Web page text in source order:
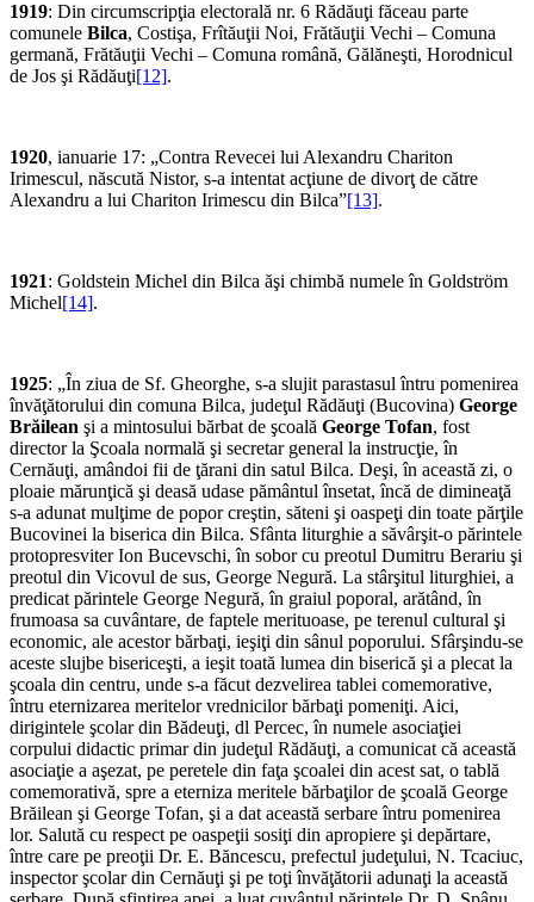
1919: Din circumscripţia electorală nr. 6 Rădăuţi făceau parte
comunele Bilca, Costişa, Frîtăuţii Noi, Frătăuţii Vechi – Comuna
germană, Frătăuţii Vechi – Comuna română, Gălăneşti, Horodnicul
de Jos şi Rădăuţi[12].
1920, ianuarie 17: „Contra Revecei lui Alexandru Chariton
Irimescul, născută Nistor, s-a intentat acţiune de divorţ de către
Alexandru a lui Chariton Irimescu din Bilca”[13].
1921: Goldstein Michel din Bilca ăşi chimbă numele în Goldström
Michel[14].
1925: „În ziua de Sf. Gheorghe, s-a slujit parastasul întru pomenirea
învăţătorului din comuna Bilca, judeţul Rădăuţi (Bucovina) George
Brăilean şi a mintosului bărbat de şcoală George Tofan, fost
director la Şcoala normală şi secretar general la instrucţie, în
Cernăuţi, amândoi fii de ţărani din satul Bilca. Deşi, în această zi, o
ploaie mărunţică şi deasă udase pământul însetat, încă de dimineaţă
s-a adunat mulţime de popor creştin, săteni şi oaspeţi din toate părţile
Bucovinei la biserica din Bilca. Sfânta liturghie a săvârşit-o părintele
protopresviter Ion Bucevschi, în sobor cu preotul Dumitru Berariu şi
preotul din Vicovul de sus, George Negură. La stârşitul liturghiei, a
predicat părintele George Negură, în graiul poporal, arătând, în
frumoasa sa cuvântare, de faptele merituoase, pe terenul cultural şi
economic, ale acestor bărbaţi, ieşiţi din sânul poporului. Sfârşindu-se
aceste slujbe bisericeşti, a ieşit toată lumea din biserică şi a plecat la
şcoala din centru, unde s-a făcut dezvelirea tablei comemorative,
întru eternizarea meritelor vrednicilor bărbaţi pomeniţi. Aici,
dirigintele şcolar din Bădeuţi, dl Percec, în numele asociaţiei
corpului didactic primar din judeţul Rădăuţi, a comunicat că această
asociaţie a aşezat, pe peretele din faţa şcoalei din acest sat, o tablă
comemorativă, spre a eterniza meritele bărbaţilor de şcoală George
Brăilean şi George Tofan, şi a dat această serbare întru pomenirea
lor. Salută cu respect pe oaspeţii sosiţi din apropiere şi depărtare,
între care pe preoţii Dr. E. Băncescu, prefectul judeţului, N. Tcaciuc,
inspector şcolar din Cernăuţi şi pe toţi învăţătorii adunaţi la această